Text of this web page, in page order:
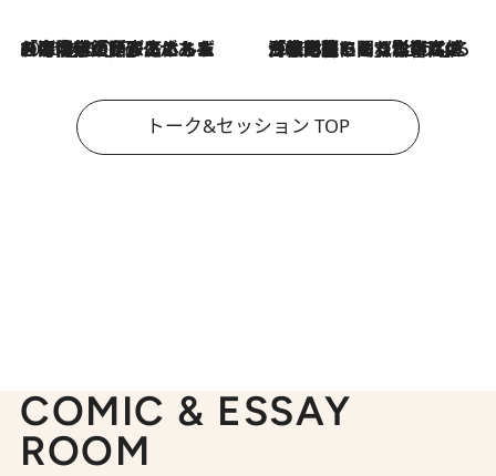
2026.8.3
「今後値上げがあるとすれば…」「リスクがあるのは今年の冬」エネルギー専門家が語る、ホルムズ海峡封鎖が家庭にもたらす“ある心配” 2026.8.3
「住宅建てられない…」「サーチャージ料の高値が続いている」ホルムズ海峡封鎖による影響はいつまで続く？《エネルギー専門家に聞く“どうなる日本の暮らし”》
トーク&セッション TOP
COMIC & ESSAY
ROOM